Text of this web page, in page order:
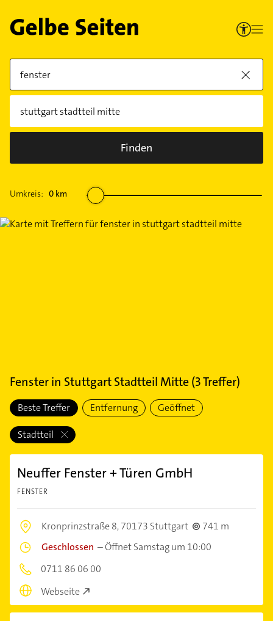
Finden
Umkreis: 0 km
Fensterin Stuttgart Stadtteil Mitte(3Treffer)
Beste Treffer Entfernung Geöffnet
Stadtteil
Neuffer Fenster + Türen GmbH
FENSTER
Kronprinzstraße 8,70173 Stuttgart
741 m
Geschlossen –Öffnet Samstag um 10:00
0711 86 06 00
Webseite